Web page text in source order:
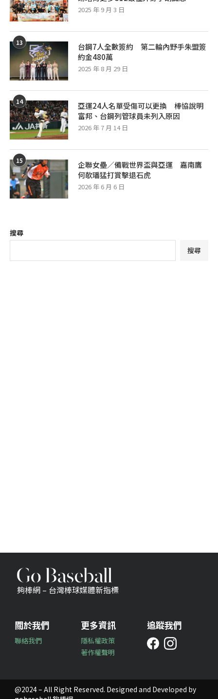
2025 年 9 月 3 日
13
台鋼7人全數簽約 第二輪內野手朱盟簽
約金480萬
2025 年 8 月 29 日
14
亞運24人名單受傷可以更換 棒協說明
富邦、台鋼列管球員未列入原因
2026 年 7 月 14 日
15
企聯女壘／備戰世界盃與亞運 嘉南鷹
何欹璠猛打賞擊退石虎
2026 年 6 月 6 日
搜尋
搜尋
夠棒網 – 台灣棒球媒體新指標
關於我們
聯絡我們
更多資訊
隱私權政策
著作權聲明
追蹤我們
@2024 – All Right Reserved. Designed and Developed by